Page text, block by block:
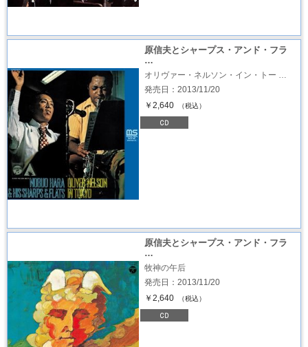
原信夫とシャープス・アンド・フラ
…
オリヴァー・ネルソン・イン・トー …
発売日：2013/11/20
￥2,640
（税込）
原信夫とシャープス・アンド・フラ
…
牧神の午后
発売日：2013/11/20
￥2,640
（税込）